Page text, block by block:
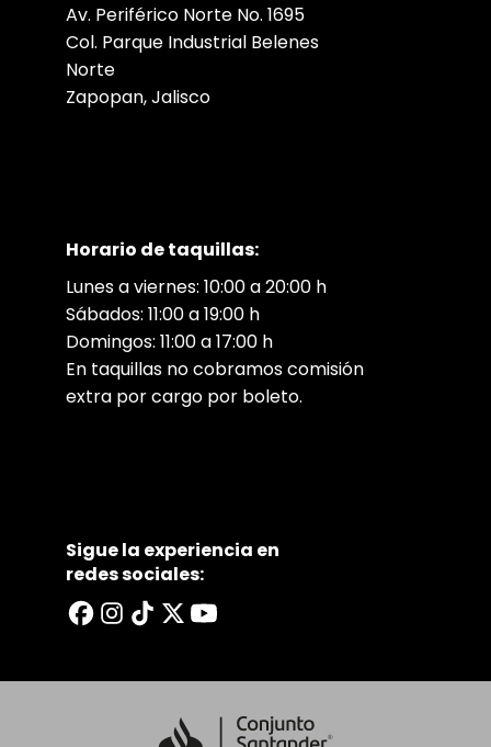
Av. Periférico Norte No. 1695
Col. Parque Industrial Belenes
Norte
Zapopan, Jalisco
Horario de taquillas:
Lunes a viernes: 10:00 a 20:00 h
Sábados: 11:00 a 19:00 h
Domingos: 11:00 a 17:00 h
En taquillas no cobramos comisión
extra por cargo por boleto.
Sigue la experiencia en
redes sociales: